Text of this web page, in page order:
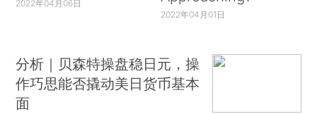
2022年04月06日
2022年04月01日
分析｜贝森特操盘稳日元，操
作巧思能否撬动美日货币基本
面